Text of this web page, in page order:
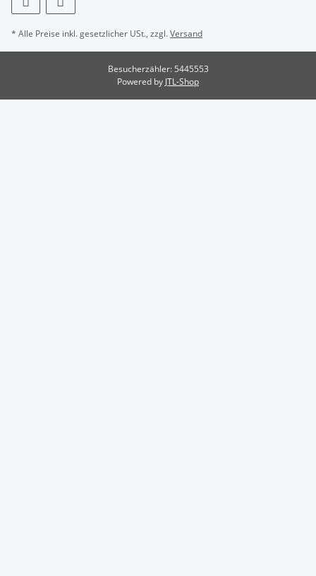
* Alle Preise inkl. gesetzlicher USt., zzgl.Versand
Besucherzähler: 5445553
Powered by JTL-Shop